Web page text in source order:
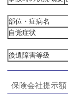
部位・症病名
自覚症状
後遺障害等級
保険会社提示額